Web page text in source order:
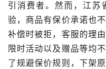
引消费者。然而，江苏
验，商品有保价承诺也
补偿时被拒，客服的理
限时活动以及赠品等均
了规避保价规则，下架